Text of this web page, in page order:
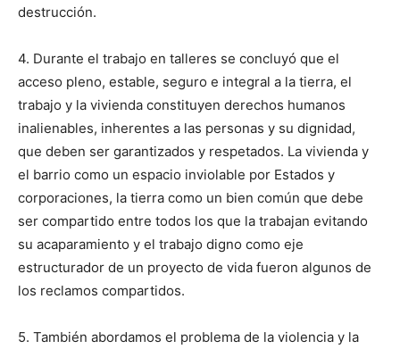
destrucción.
4. Durante el trabajo en talleres se concluyó que el
acceso pleno, estable, seguro e integral a la tierra, el
trabajo y la vivienda constituyen derechos humanos
inalienables, inherentes a las personas y su dignidad,
que deben ser garantizados y respetados. La vivienda y
el barrio como un espacio inviolable por Estados y
corporaciones, la tierra como un bien común que debe
ser compartido entre todos los que la trabajan evitando
su acaparamiento y el trabajo digno como eje
estructurador de un proyecto de vida fueron algunos de
los reclamos compartidos.
5. También abordamos el problema de la violencia y la